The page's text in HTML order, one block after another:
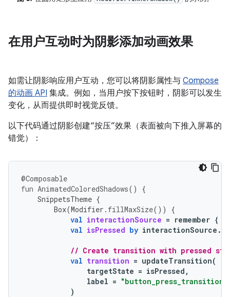
在用户互动时为阴影添加动画效果
如需让阴影响应用户互动，您可以将阴影属性与 Compose
的动画 API 集成。例如，当用户按下按钮时，阴影可以发生
变化，从而提供即时视觉反馈。
以下代码通过阴影创建“按压”效果（表面被向下推入屏幕的
错觉）：
@Composable
fun AnimatedColoredShadows()
{
SnippetsTheme {
Box(Modifier . fillMaxSize())
{
val interactionSource = remember {
val isPressed by interactionSource .
// Create transition with pressed
val transition = updateTransition(
targetState = isPressed ,
label = "button_press_transition"
)